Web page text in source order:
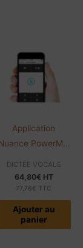
Application
PowerMic
Mobile | 12 mois |
FR 1/20
DICTÉE VOCALE
64,80€ HT
77,76€ TTC
Ajouter au
panier